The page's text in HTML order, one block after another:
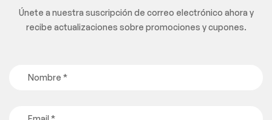
Únete a nuestra suscripción de correo electrónico ahora y
recibe actualizaciones sobre promociones y cupones.